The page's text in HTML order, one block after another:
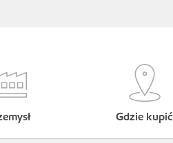
Gdzie kupić